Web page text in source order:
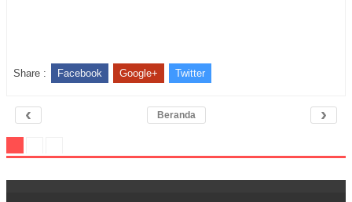
Share : Facebook Google+ Twitter
‹ ›
Beranda